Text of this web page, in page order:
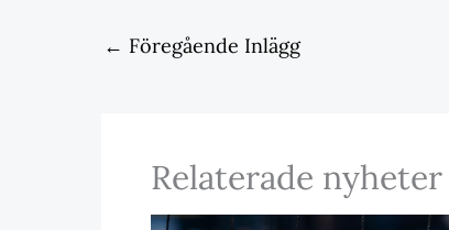
← Föregående Inlägg
Relaterade nyheter